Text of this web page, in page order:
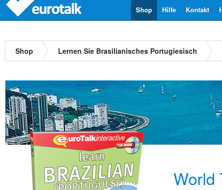
Kontakt
Hilfe
Shop
Shop Lernen Sie Brasilianisches Portugiesisch
World